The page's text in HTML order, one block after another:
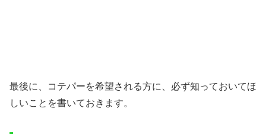
最後に、コテパーを希望される方に、必ず知っておいてほ
しいことを書いておきます。